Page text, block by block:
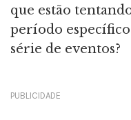
que estão
período
série de eventos?
PUBLICIDADE